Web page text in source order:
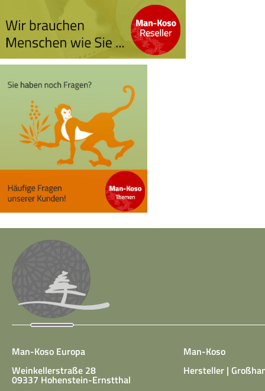
Man-Koso Europa
Weinkellerstraße 28
09337 Hohenstein-Ernstthal
Man-Koso
Hersteller |